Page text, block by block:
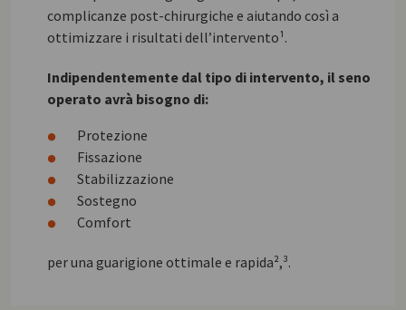
complicanze post-chirurgiche e aiutando così a
ottimizzare i risultati dell’intervento¹.
Indipendentemente dal tipo di intervento, il seno
operato avrà bisogno di:
Protezione
Fissazione
Stabilizzazione
Sostegno
Comfort
per una guarigione ottimale e rapida²,³.